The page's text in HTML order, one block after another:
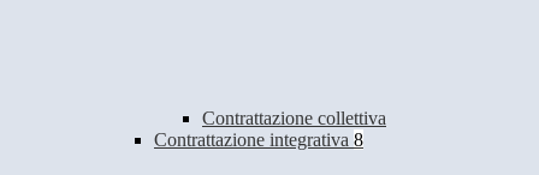
Contrattazione collettiva
Contrattazione integrativa 8